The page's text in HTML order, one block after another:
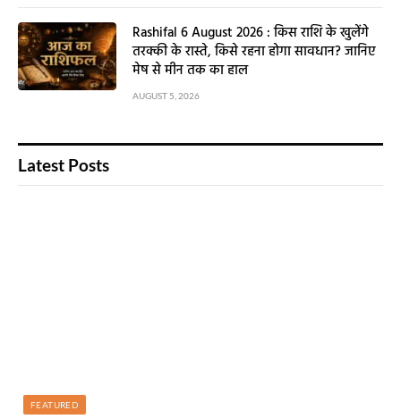
Rashifal 6 August 2026 : किस राशि के खुलेंगे
तरक्की के रास्ते, किसे रहना होगा सावधान? जानिए
मेष से मीन तक का हाल
AUGUST 5, 2026
Latest Posts
FEATURED